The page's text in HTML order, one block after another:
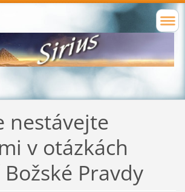
nestávejte
v otázkách
Pravdy